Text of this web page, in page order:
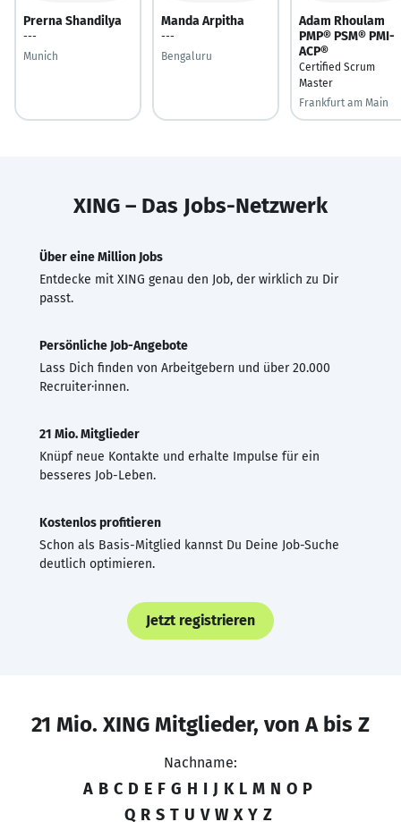
Prerna Shandilya
---
Munich
Manda Arpitha
---
Bengaluru
Adam Rhoulam
PMP® PSM® PMI-
ACP®
Certified Scrum
Master
Frankfurt am Main
XING – Das Jobs-Netzwerk
Über eine Million Jobs
Entdecke mit XING genau den Job, der wirklich zu Dir
passt.
Persönliche Job-Angebote
Lass Dich finden von Arbeitgebern und über 20.000
Recruiter·innen.
21 Mio. Mitglieder
Knüpf neue Kontakte und erhalte Impulse für ein
besseres Job-Leben.
Kostenlos profitieren
Schon als Basis-Mitglied kannst Du Deine Job-Suche
deutlich optimieren.
Jetzt registrieren
21 Mio. XING Mitglieder, von A bis Z
Nachname:
A B C D E F G H I J K L M N O P
Q R S T U V W X Y Z